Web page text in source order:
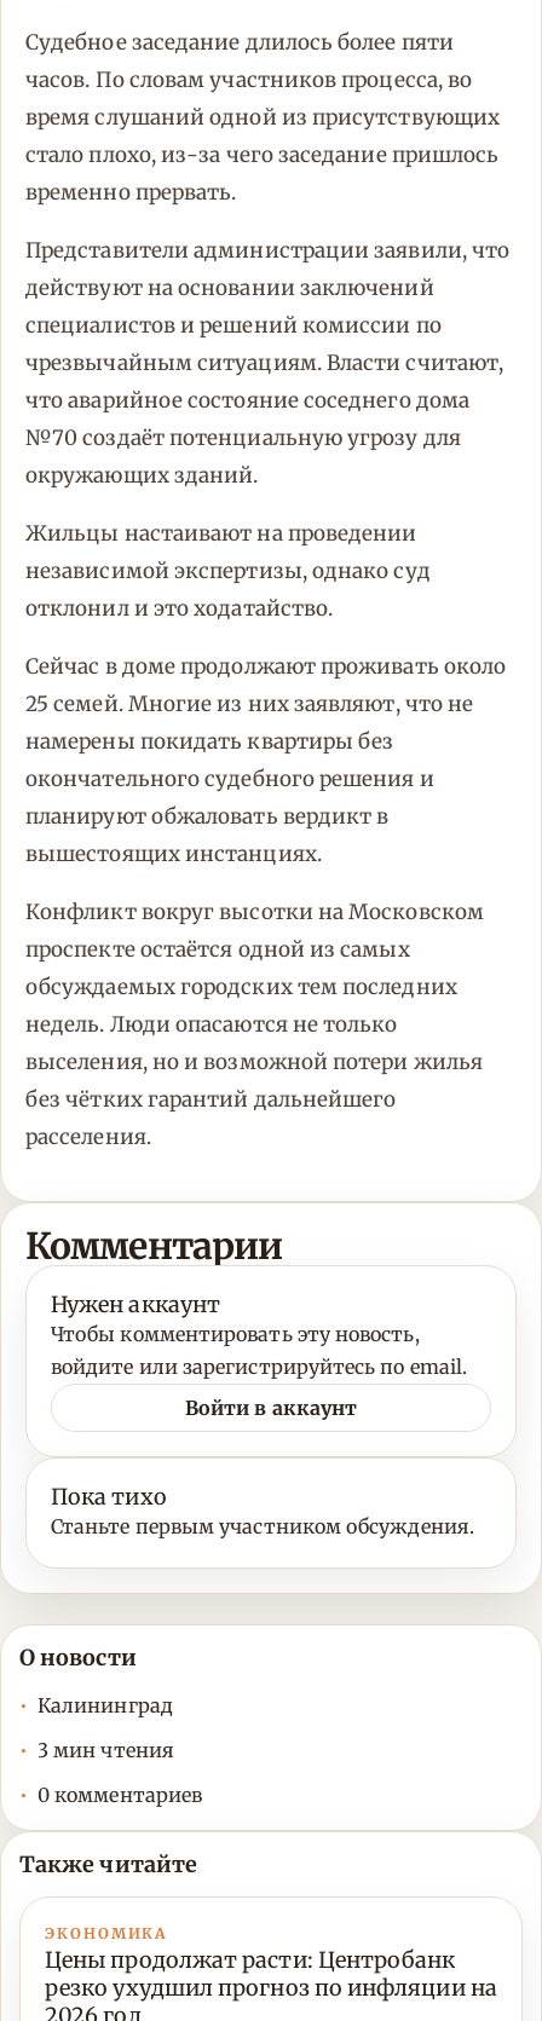
Судебное заседание длилось более пяти
часов. По словам участников процесса, во
время слушаний одной из присутствующих
стало плохо, из-за чего заседание пришлось
временно прервать.
Представители администрации заявили, что
действуют на основании заключений
специалистов и решений комиссии по
чрезвычайным ситуациям. Власти считают,
что аварийное состояние соседнего дома
№70 создаёт потенциальную угрозу для
окружающих зданий.
Жильцы настаивают на проведении
независимой экспертизы, однако суд
отклонил и это ходатайство.
Сейчас в доме продолжают проживать около
25 семей. Многие из них заявляют, что не
намерены покидать квартиры без
окончательного судебного решения и
планируют обжаловать вердикт в
вышестоящих инстанциях.
Конфликт вокруг высотки на Московском
проспекте остаётся одной из самых
обсуждаемых городских тем последних
недель. Люди опасаются не только
выселения, но и возможной потери жилья
без чётких гарантий дальнейшего
расселения.
Комментарии
Нужен аккаунт
Чтобы комментировать эту новость,
войдите или зарегистрируйтесь по email.
Войти в аккаунт
Пока тихо
Станьте первым участником обсуждения.
О новости
Калининград
3 мин чтения
0 комментариев
Также читайте
ЭКОНОМИКА
Цены продолжат расти: Центробанк
резко ухудшил прогноз по инфляции на